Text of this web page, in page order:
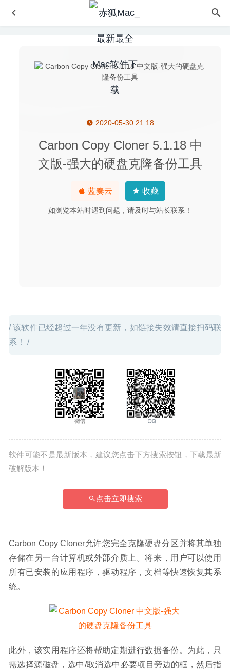
2020-05-30 21:18
Carbon Copy Cloner 5.1.18 中
文版-强大的硬盘克隆备份工具
蓝奏云 收藏
如浏览本站时遇到问题，请及时与站长联系！
/ 该软件已经超过一年没有更新，如链接失效请直接扫码联
系！ /
软件可能不是最新版本，建议您点击下方搜索按钮，下载最新
破解版本！
点击立即搜索
Carbon Copy Cloner允许您完全克隆硬盘分区并将其单独
存储在另一台计算机或外部介质上。将来，用户可以使用
所有已安装的应用程序，驱动程序，文档等快速恢复其系
统。
此外，该实用程序还将帮助定期进行数据备份。为此，只
需选择源磁盘，选中/取消选中必要项目旁边的框，然后指
VLC Media Player 3.0.10 中文版-优秀的老牌媒体播放器
Keep It 1.8.2 for Mac- 功能强大的Mac笔记应用
2020-03-
Disk Doctor 4.6 – Mac 磁盘垃圾清理工具 2026-02-13
OmniPlan Pro 3.14.1 for Mac中文版-项目流程管理软件
2020-02-27